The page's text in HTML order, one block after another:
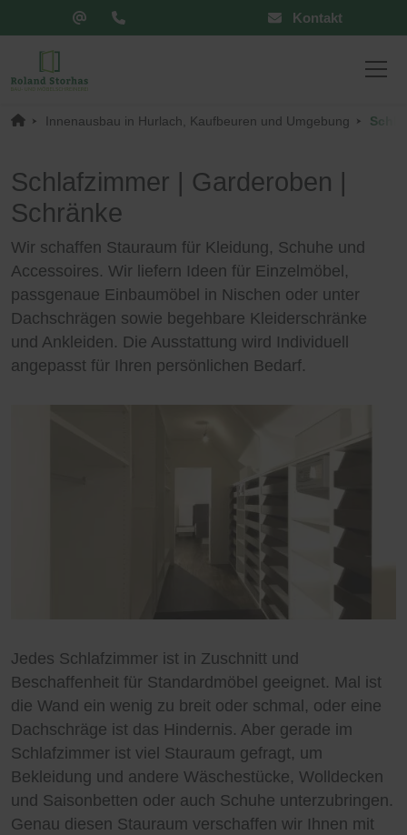
Kontakt
Innenausbau in Hurlach, Kaufbeuren und Umgebung
Schlafzimmer | Garderoben |
Schränke
Wir schaffen Stauraum für Kleidung, Schuhe und
Accessoires. Wir liefern Ideen für Einzelmöbel,
passgenaue Einbaumöbel in Nischen oder unter
Dachschrägen sowie begehbare Kleiderschränke
und Ankleiden. Die Ausstattung wird Individuell
angepasst für Ihren persönlichen Bedarf.
Jedes Schlafzimmer ist in Zuschnitt und
Beschaffenheit für Standardmöbel geeignet. Mal ist
die Wand ein wenig zu breit oder schmal, oder eine
Dachschräge ist das Hindernis. Aber gerade im
Schlafzimmer ist viel Stauraum gefragt, um
Bekleidung und andere Wäschestücke, Wolldecken
und Saisonbetten oder auch Schuhe unterzubringen.
Genau diesen Stauraum verschaffen wir Ihnen mit